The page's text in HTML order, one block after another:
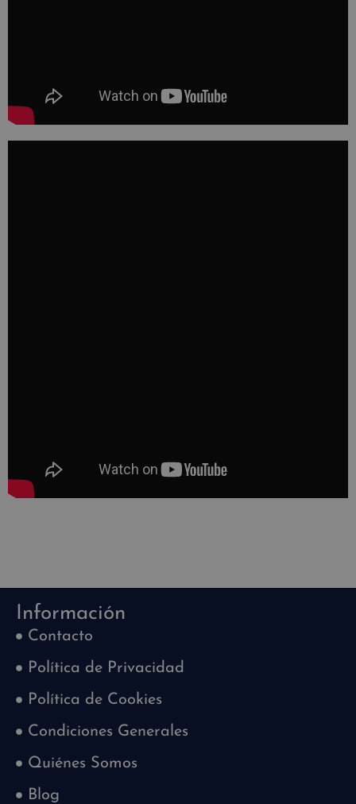
Información
Contacto
Política de Privacidad
Política de Cookies
Condiciones Generales
Quiénes Somos
Blog